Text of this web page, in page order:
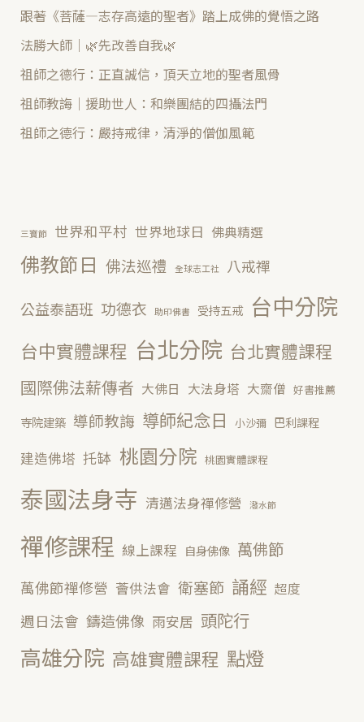
跟著《菩薩—志存高遠的聖者》踏上成佛的覺悟之路
法勝大師｜🌿先改善自我🌿
祖師之德行：正直誠信，頂天立地的聖者風骨
祖師教誨｜援助世人：和樂團結的四攝法門
祖師之德行：嚴持戒律，清淨的僧伽風範
三寶節 世界和平村 世界地球日 佛典精選
佛教節日 佛法巡禮 全球志工社 八戒禪
公益泰語班 功德衣 助印佛書 受持五戒 台中分院
台中實體課程 台北分院 台北實體課程
國際佛法薪傳者 大佛日 大法身塔 大齋僧 好書推薦
寺院建築 導師教誨 導師紀念日 小沙彌 巴利課程
建造佛塔 托缽 桃園分院 桃園實體課程
泰國法身寺 清邁法身禪修營 潑水節
禪修課程 線上課程 自身佛像 萬佛節
萬佛節禪修營 薈供法會 衛塞節 誦經 超度
週日法會 鑄造佛像 雨安居 頭陀行
高雄分院 高雄實體課程 點燈